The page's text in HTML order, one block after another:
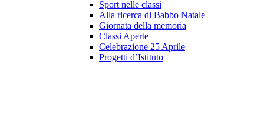
Sport nelle classi
Alla ricerca di Babbo Natale
Giornata della memoria
Classi Aperte
Celebrazione 25 Aprile
Progetti d’Istituto